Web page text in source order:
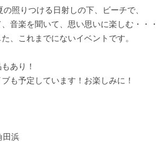
の照りつける日射しの下、ビーチで、
音楽を聞いて、思い思いに楽しむ・・・
、これまでにないイベントです。
あり！
も予定しています！お楽しみに！
田浜